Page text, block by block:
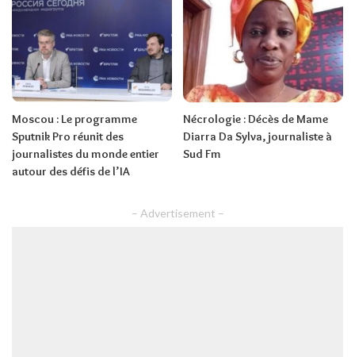
Moscou : Le programme
Sputnik Pro réunit des
journalistes du monde entier
autour des défis de l’IA
Nécrologie : Décès de Mame
Diarra Da Sylva, journaliste à
Sud Fm
– Advertisement –